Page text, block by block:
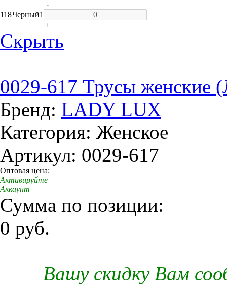
118Черный1
-
+
Скрыть
0029-617 Трусы женские
Бренд: LADY LUX
Категория: Женское
Артикул: 0029-617
Оптовая цена:
Активируйте
Аккаунт
Сумма по позиции:
0 руб.
Вашу скидку Вам